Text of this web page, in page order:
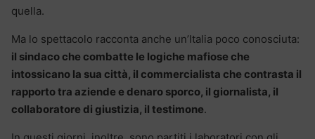
quella.
Ma lo spettacolo racconta anche un’Italia poco conosciuta:
il sindaco che combatte le logiche mafiose che
intossicano la sua città, il commercialista che contrasta il
rapporto tra aziende e denaro sporco, il giornalista, il
collaboratore di giustizia, il testimone.